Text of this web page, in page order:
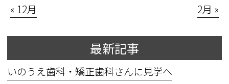
« 12月 2月 »
最新記事
いのうえ歯科・矯正歯科さんに見学へ